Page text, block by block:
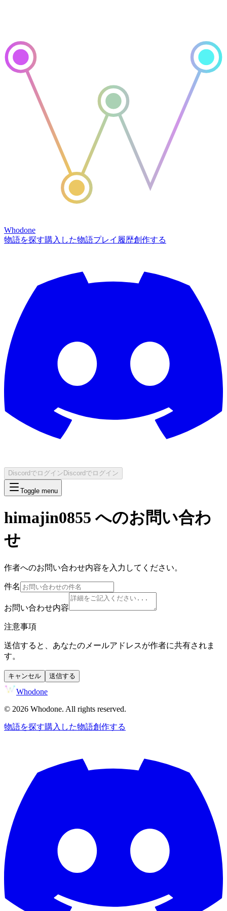
Whodone
物語を探す購入した物語プレイ履歴創作する
Discordでログイン Discordでログイン
Toggle menu
himajin0855 へのお問い合わ
せ
作者へのお問い合わせ内容を入力してください。
件名
お問い合わせ内容
注意事項
送信すると、あなたのメールアドレスが作者に共有されま
す。
キャンセル 送信する
Whodone
© 2026 Whodone. All rights reserved.
物語を探す購入した物語創作する